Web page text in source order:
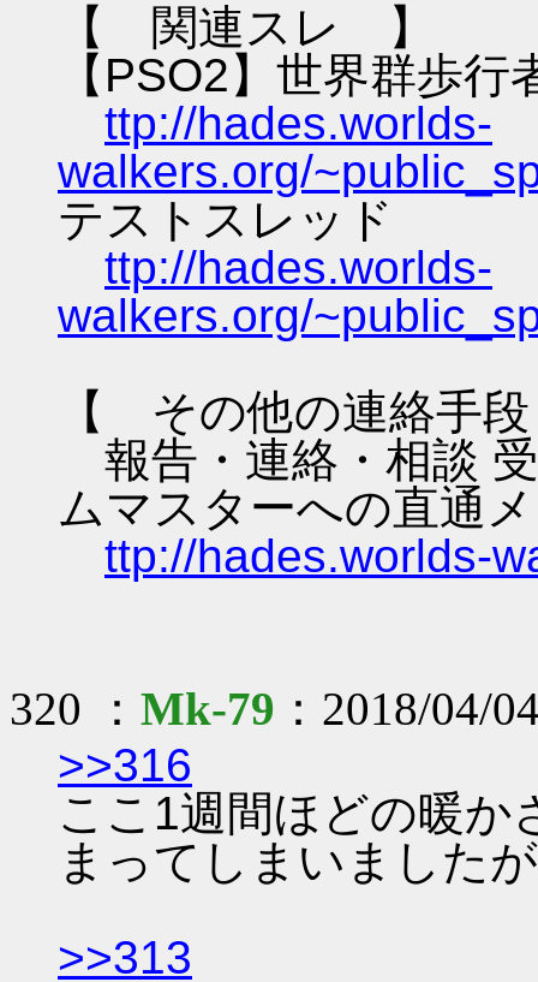
【 関連スレ 】
【PSO2】世界群歩
ttp://hades.worlds-
walkers.org/
テストスレッド
ttp://hades.worlds-
walkers.org/
【 その他の連絡手
報告・連絡・相談
ムマスターへの直通
ttp://hades.worlds-
320 ： Mk-79 ：2018/04/
>>316
ここ1週間ほどの暖か
まってしまいました
>>313